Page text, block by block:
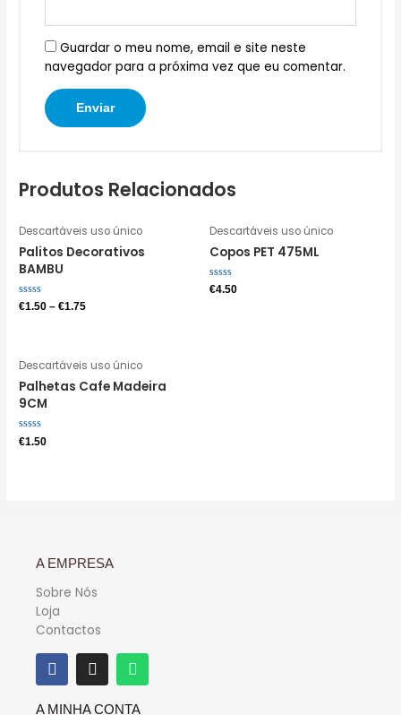
Guardar o meu nome, email e site neste
navegador para a próxima vez que eu comentar.
Produtos Relacionados
Descartáveis uso único
Palitos Decorativos
BAMBU
Avaliação
€1.50 –€1.75
Descartáveis uso único
Copos PET 475ML
Avaliação
€4.50
Descartáveis uso único
Palhetas Cafe Madeira
9CM
Avaliação
0
€1.50
A EMPRESA
Sobre Nós
Loja
Contactos
A MINHA CONTA